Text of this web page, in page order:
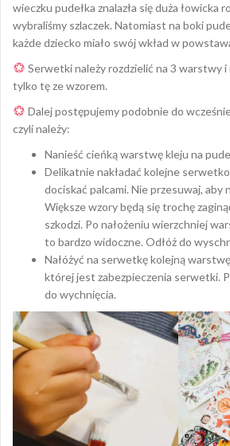
wieczku pudełka znalazła się duża łowicka
wybraliśmy szlaczek. Natomiast na boki
każde dziecko miało swój wkład w
Serwetki należy rozdzielić na 3 warstwy
tylko tę ze wzorem.
Dalej postępujemy podobnie do
czyli należy:
Nanieść cieńką warstwę kleju na
Delikatnie nakładać kolejne
dociskać palcami. Nie przesuwaj, aby
Większe wzory będą się trochę
szkodzi. Po nałożeniu wierzchniej
to bardzo widoczne. Odłóż do
Nałóżyć na serwetkę kolejną
której jest zabezpieczenia serwetki.
do wychnięcia.